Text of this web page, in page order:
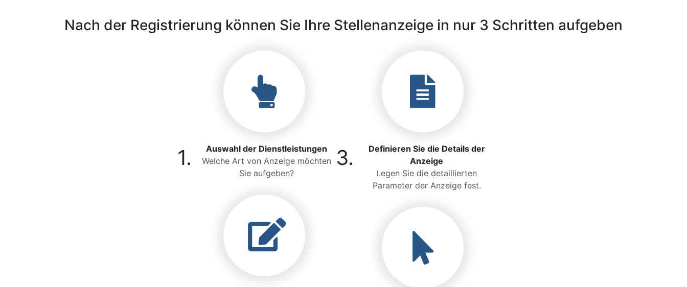
Nach der Registrierung können Sie Ihre Stellenanzeige in nur 3 Schritten aufgeben
1.
Auswahl der Dienstleistungen
Welche Art von Anzeige möchten
Sie aufgeben?
3.
Definieren Sie die Details der
Anzeige
Legen Sie die detaillierten
Parameter der Anzeige fest.